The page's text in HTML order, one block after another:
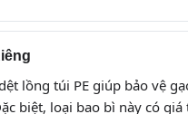
lồng túi PE giúp bảo vệ
biệt, loại bao bì này có giá